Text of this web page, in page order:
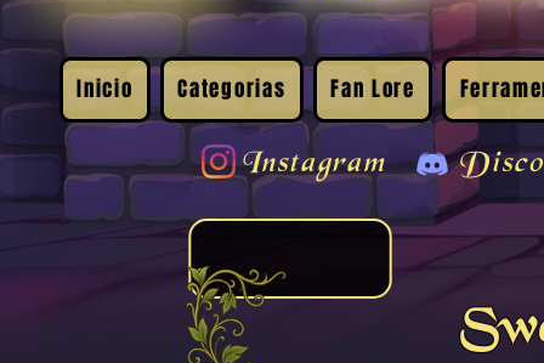
Inicio Categorias Fan Lore
Instagram